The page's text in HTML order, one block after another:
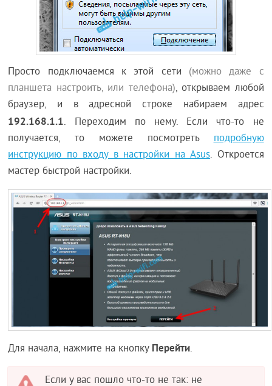
Просто подключаемся к этой сети (можно даже с
планшета настроить, или телефона), открываем любой
браузер, и в адресной строке набираем адрес
192.168.1.1. Переходим по нему. Если что-то не
получается, то можете посмотретьподробную
инструкцию по входу в настройки на Asus. Откроется
мастер быстрой настройки.
Для начала, нажмите на кнопку Перейти.
Если у вас пошло что-то не так: не